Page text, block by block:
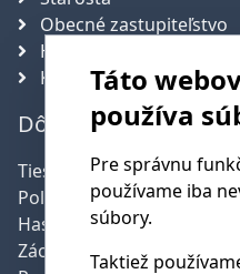
Obecné zastupiteľstvo
Hlavný kontrolór obce
Komisie
Dôležité telefónne
Tiesňová linka:112
Polícia:
158
Hasičská služba:
Záchranná služba:
155
Táto
používa
Pre správnu
používame iba
súbory.
Taktiež